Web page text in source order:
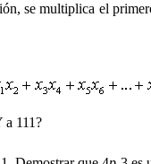
se multiplica el
a 111?